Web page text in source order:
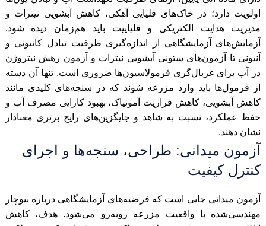
اولویت دارد؛ در خاک‌های قلیایی آهکی، کاهش آبشویی نیترات و
مدیریت هدایت الکتریکی و قلیاییت باید هم‌زمان دیده شود.
آزمایش‌های آزمایشگاهی از اندازه‌گیری ظرفیت تبادل کاتیونی و
آنیونی تا آزمون‌های ستونی آبشویی نیترات و آزمون رهش نیتروژن
در آب برای غربال‌گری فرمولاسیون‌ها ضروری است. تنها آن دسته
از فرمول‌ها باید وارد مزرعه شوند که در سنجه‌های کلیدی مانند
کاهش آبشویی، کاهش فراریت آمونیاک، بهبود کارایی مصرف آب و
حفظ عملکرد، نسبت به شاهد و جایگزین‌های رایج برتری معنادار
نشان دهند.
آزمون میدانی: طراحی، سنجه‌ها و اجرای
کنترل کیفیت
آزمون میدانی جایی است که فرضیه‌های آزمایشگاهی درباره بیوچار
مهندسی‌شده با واقعیت مزرعه روبه‌رو می‌شود. هدف، کاهش